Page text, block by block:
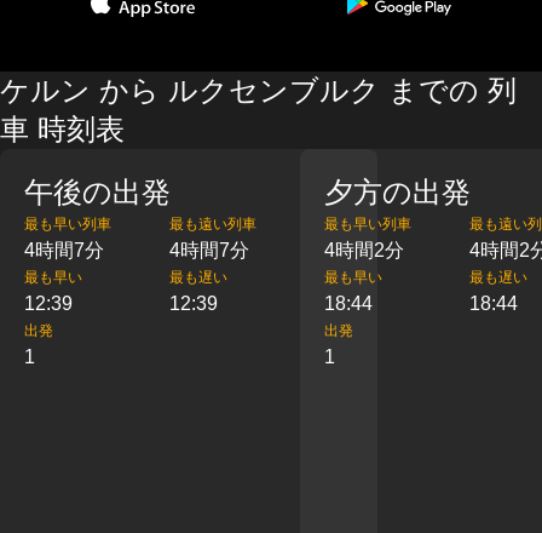
ケルン から ルクセンブルク までの 列
車 時刻表
午後の出発
最も早い列車
4時間7分
最も遠い列車
4時間7分
最も早い
12:39
最も遅い
12:39
出発
1
夕方の出発
最も早い列車
4時間2分
最も遠い
4時間2
最も早い
18:44
最も遅い
18:44
出発
1